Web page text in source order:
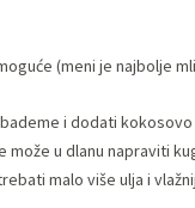
(meni je najbolje
i dodati
u dlanu napraviti
malo više ulja i